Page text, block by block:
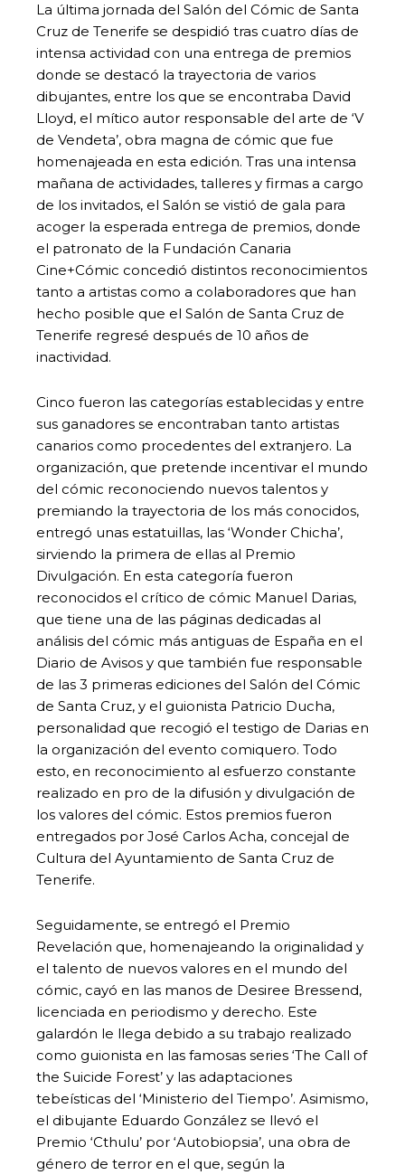
La última jornada del Salón del Cómic de Santa
Cruz de Tenerife se despidió tras cuatro días de
intensa actividad con una entrega de premios
donde se destacó la trayectoria de varios
dibujantes, entre los que se encontraba David
Lloyd, el mítico autor responsable del arte de ‘V
de Vendeta’, obra magna de cómic que fue
homenajeada en esta edición. Tras una intensa
mañana de actividades, talleres y firmas a cargo
de los invitados, el Salón se vistió de gala para
acoger la esperada entrega de premios, donde
el patronato de la Fundación Canaria
Cine+Cómic concedió distintos reconocimientos
tanto a artistas como a colaboradores que han
hecho posible que el Salón de Santa Cruz de
Tenerife regresé después de 10 años de
inactividad.
Cinco fueron las categorías establecidas y entre
sus ganadores se encontraban tanto artistas
canarios como procedentes del extranjero. La
organización, que pretende incentivar el mundo
del cómic reconociendo nuevos talentos y
premiando la trayectoria de los más conocidos,
entregó unas estatuillas, las ‘Wonder Chicha’,
sirviendo la primera de ellas al Premio
Divulgación. En esta categoría fueron
reconocidos el crítico de cómic Manuel Darias,
que tiene una de las páginas dedicadas al
análisis del cómic más antiguas de España en el
Diario de Avisos y que también fue responsable
de las 3 primeras ediciones del Salón del Cómic
de Santa Cruz, y el guionista Patricio Ducha,
personalidad que recogió el testigo de Darias en
la organización del evento comiquero. Todo
esto, en reconocimiento al esfuerzo constante
realizado en pro de la difusión y divulgación de
los valores del cómic. Estos premios fueron
entregados por José Carlos Acha, concejal de
Cultura del Ayuntamiento de Santa Cruz de
Tenerife.
Seguidamente, se entregó el Premio
Revelación que, homenajeando la originalidad y
el talento de nuevos valores en el mundo del
cómic, cayó en las manos de Desiree Bressend,
licenciada en periodismo y derecho. Este
galardón le llega debido a su trabajo realizado
como guionista en las famosas series ‘The Call of
the Suicide Forest’ y las adaptaciones
tebeísticas del ‘Ministerio del Tiempo’. Asimismo,
el dibujante Eduardo González se llevó el
Premio ‘Cthulu’ por ‘Autobiopsia’, una obra de
género de terror en el que, según la